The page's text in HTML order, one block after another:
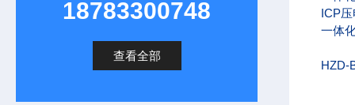
18783300748
查看全部
ICP
一体
HZD-